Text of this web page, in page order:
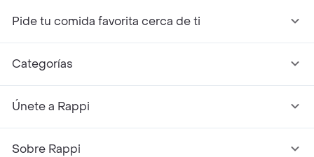
Pide tu comida favorita cerca de ti
Categorías
Únete a Rappi
Sobre Rappi